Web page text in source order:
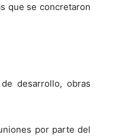
que se concretaron
desarrollo, obras
por parte del